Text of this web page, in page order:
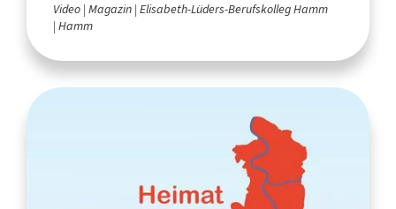
Video Magazin Elisabeth-Lüders-Berufskolleg Hamm
Hamm